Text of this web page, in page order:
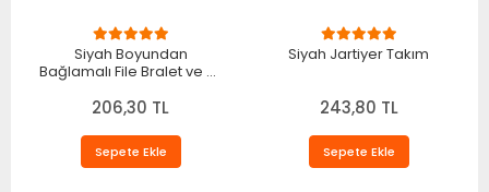
Siyah Boyundan
Bağlamalı File Bralet ve T-
TM1482
206,30 TL
Sepete Ekle
Siyah Jartiyer Takım
243,80 TL
Sepete Ekle